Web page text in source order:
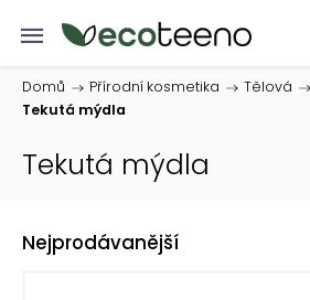
Domů / Přírodní kosmetika / Tělová /
Tekutá mýdla
Tekutá mýdla
Nejprodávanější